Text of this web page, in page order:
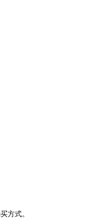
方式。